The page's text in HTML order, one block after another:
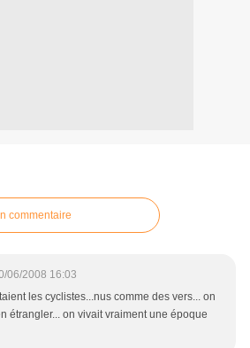
commentaire
06/2008 16:03
les cyclistes...nus comme des vers... on
étrangler... on vivait vraiment une époque